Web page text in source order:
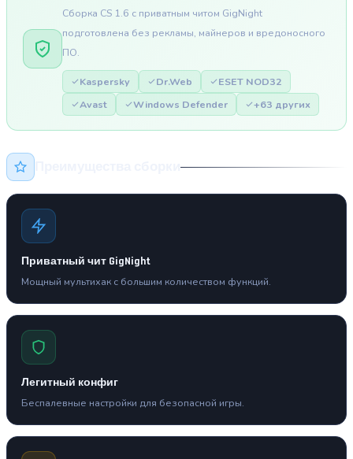
Сборка CS 1.6 с приватным читом GigNight
подготовлена без рекламы, майнеров и вредоносного
ПО.
Kaspersky Dr.Web
ESET NOD32
Avast
Windows Defender +63 других
Приватный чит GigNight
Мощный мультихак с большим количеством функций.
Легитный конфиг
Беспалевные настройки для безопасной игры.